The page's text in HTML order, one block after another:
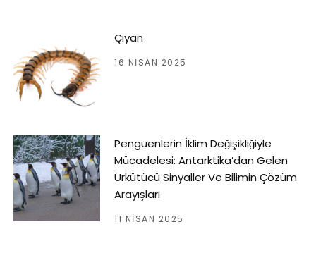
Çıyan
16 NISAN 2025
Penguenlerin İklim Değişikliğiyle
Mücadelesi: Antarktika’dan Gelen
Ürkütücü Sinyaller Ve Bilimin Çözüm
Arayışları
11 NISAN 2025